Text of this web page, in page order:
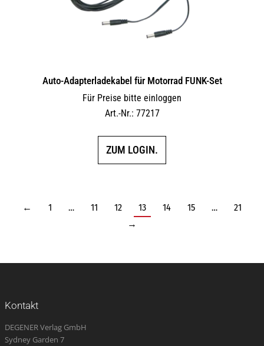
Auto-Adapterladekabel für Motorrad FUNK-Set
Für Preise bitte einloggen
Art.-Nr.: 77217
ZUM LOGIN.
← 1 … 11 12 13 14 15 …
21
→
Kontakt
DEGENER Verlag GmbH
Sydney Garden 7